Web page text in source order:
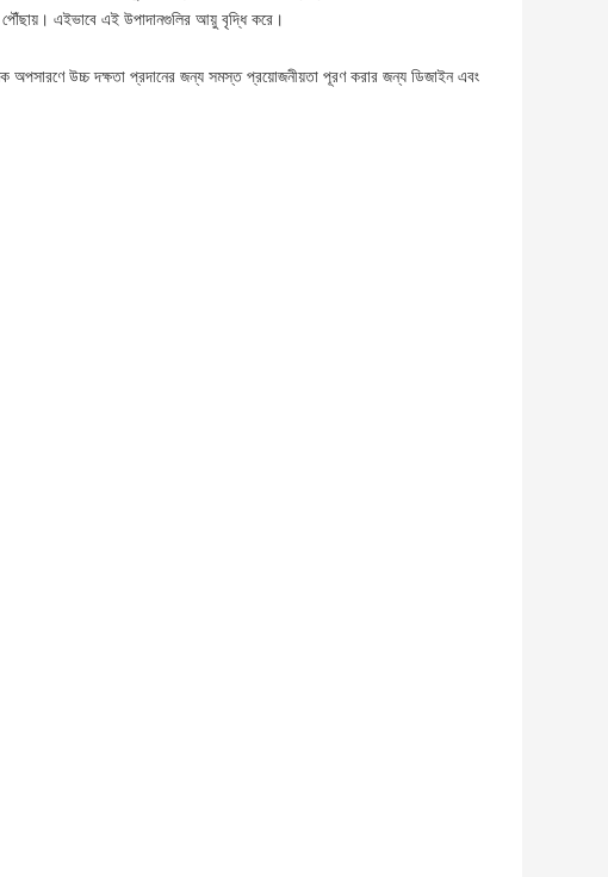
পৌঁছায়। এইভাবে এই উপাদানগুলির আয়ু বৃদ্ধি করে।
অপসারণে উচ্চ দক্ষতা প্রদানের জন্য সমস্ত প্রয়োজনীয়তা পূরণ করার জন্য ডিজাইন এবং